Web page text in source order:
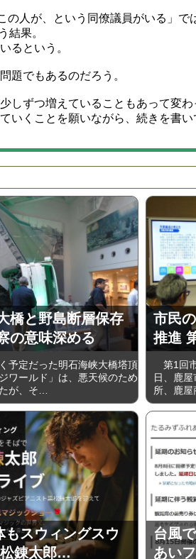
人が、という同僚議員がいる」で
結果。
るという。
題でもあるのだろう。
しずつ増えていることもあって変わ
いくことを願いながら、続きを書い
橋と野島断層保存
の意味深める
予定だった明石海峡大橋塔頂
ワールド」は、悪天候のため
が、そ…
市民
推進
第1回
日、鹿
所、鹿屋
もスウィングスウ
錬太郎…
台風
あい